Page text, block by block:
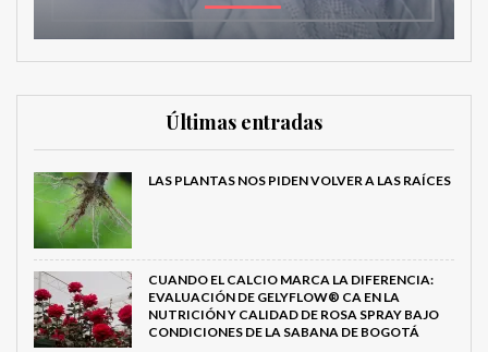
Últimas entradas
LAS PLANTAS NOS PIDEN VOLVER A LAS RAÍCES
CUANDO EL CALCIO MARCA LA DIFERENCIA:
EVALUACIÓN DE GELYFLOW® CA EN LA
NUTRICIÓN Y CALIDAD DE ROSA SPRAY BAJO
CONDICIONES DE LA SABANA DE BOGOTÁ